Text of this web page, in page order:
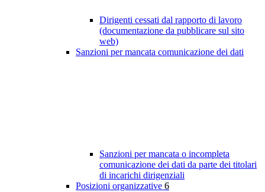
Dirigenti cessati dal rapporto di lavoro
(documentazione da pubblicare sul sito
web)
Sanzioni per mancata comunicazione dei dati
Sanzioni per mancata o incompleta
comunicazione dei dati da parte dei titolari
di incarichi dirigenziali
Posizioni organizzative 6